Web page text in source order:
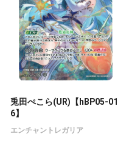
兎田ぺこら(UR)【hBP05-01
6】
エンチャントレガリア